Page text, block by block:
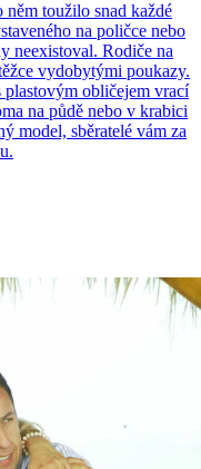
toužilo snad každé
na poličce nebo
neexistoval. Rodiče na
vydobytými poukazy.
plastovým obličejem vrací
na půdě nebo v krabici
model, sběratelé vám za